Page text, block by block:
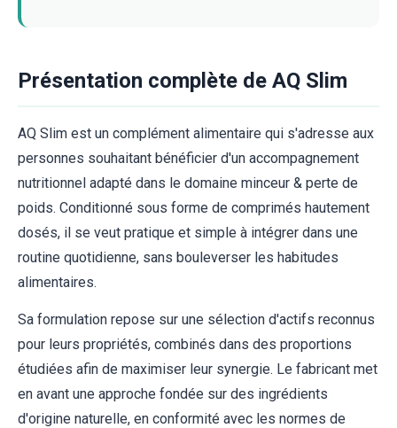
Présentation complète de AQ Slim
AQ Slim est un complément alimentaire qui s'adresse aux
personnes souhaitant bénéficier d'un accompagnement
nutritionnel adapté dans le domaine minceur & perte de
poids. Conditionné sous forme de comprimés hautement
dosés, il se veut pratique et simple à intégrer dans une
routine quotidienne, sans bouleverser les habitudes
alimentaires.
Sa formulation repose sur une sélection d'actifs reconnus
pour leurs propriétés, combinés dans des proportions
étudiées afin de maximiser leur synergie. Le fabricant met
en avant une approche fondée sur des ingrédients
d'origine naturelle, en conformité avec les normes de